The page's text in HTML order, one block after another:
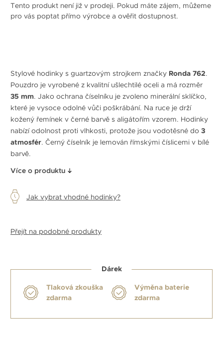
Tento produkt není již v prodeji. Pokud máte zájem, můžeme
pro vás poptat přímo výrobce a ověřit dostupnost.
Stylové hodinky s guartzovým strojkem značky Ronda 762.
Pouzdro je vyrobené z kvalitní ušlechtilé oceli a má rozměr
35 mm. Jako ochrana číselníku je zvoleno minerální sklíčko,
které je vysoce odolné vůči poškrábání. Na ruce je drží
kožený řemínek v černé barvě s aligátořím vzorem. Hodinky
nabízí odolnost proti vlhkosti, protože jsou vodotěsné do 3
atmosfér. Černý číselník je lemován římskými číslicemi v bílé
barvě.
Více o produktu
Jak vybrat vhodné hodinky?
Přejít na podobné produkty
Dárek
Tlaková zkouška
zdarma
Výměna baterie
zdarma